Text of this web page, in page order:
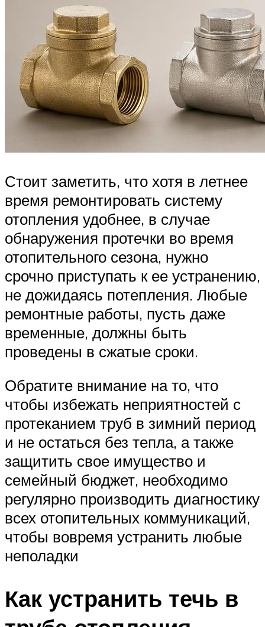
Стоит заметить, что хотя в летнее
время ремонтировать систему
отопления удобнее, в случае
обнаружения протечки во время
отопительного сезона, нужно
срочно приступать к ее устранению,
не дожидаясь потепления. Любые
ремонтные работы, пусть даже
временные, должны быть
проведены в сжатые сроки.
Обратите внимание на то, что
чтобы избежать неприятностей с
протеканием труб в зимний период
и не остаться без тепла, а также
защитить свое имущество и
семейный бюджет, необходимо
регулярно производить диагностику
всех отопительных коммуникаций,
чтобы вовремя устранить любые
неполадки
Как устранить течь в